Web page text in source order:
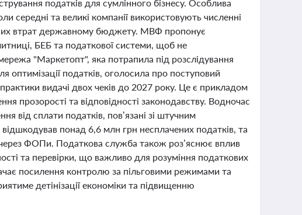
податків для сумлінного бізнесу. Особлива
середні та великі компанії використовують численні
втрат державному бюджету. МВФ пропонує
БЕБ та податкової системи, щоб не
"Маркетопт", яка потрапила під розслідування
податків, оголосила про поступовий
видачі двох чеків до 2027 року. Це є прикладом
прозорості та відповідності законодавству. Водночас
від сплати податків, пов’язані зі штучним
понад 6,6 млн грн несплачених податків, та
ФОПи. Податкова служба також роз’яснює вплив
та перевірки, що важливо для розуміння податкових
посилення контролю за пільговими режимами та
детінізації економіки та підвищенню